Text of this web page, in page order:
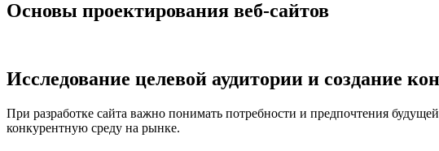
Основы проектирования веб-сайтов
Исследование целевой аудитории и создание
При разработке сайта важно понимать потребности и предпочтения
конкурентную среду на рынке.